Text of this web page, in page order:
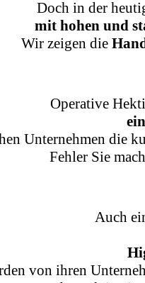
Doch in der
mit hohen und
Wir zeigen die
Operative
Unternehmen die
Fehler Sie
Auch
von ihren